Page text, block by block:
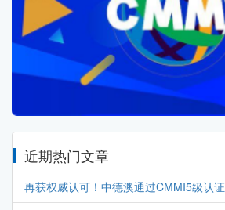
近期热门文章
再获权威认可！中德澳通过CMMI5级认证